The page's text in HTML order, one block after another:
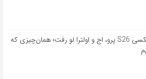
ضخامت گلکسی S26 پرو، اج و اولترا لو رفت؛ همان‌چیزی که